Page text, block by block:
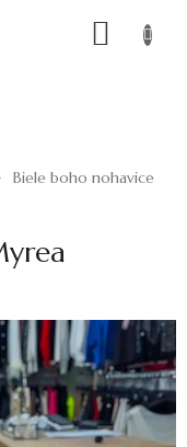
Biele boho nohavice